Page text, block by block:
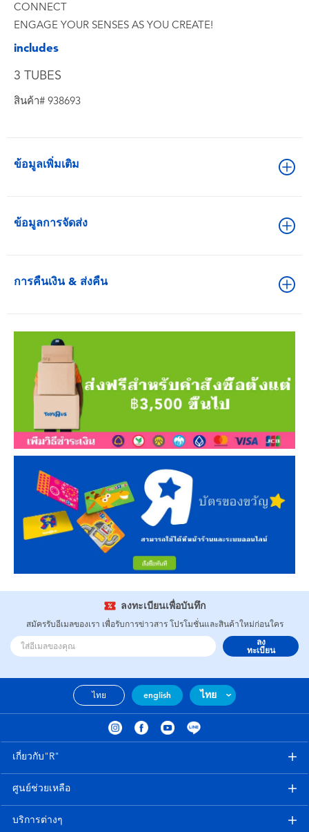
CONNECT
ENGAGE YOUR SENSES AS YOU CREATE!
includes
3 TUBES
สินค้า# 938693
ข้อมูลเพิ่มเติม
ข้อมูลการจัดส่ง
การคืนเงิน & ส่งคืน
ลงทะเบียนเพื่อบันทึก
สมัครรับอีเมลของเรา เพื่อรับการข่าวสาร โปรโมชั่นและสินค้าใหม่ก่อนใคร
ลง
ทะเบียน
ไทย english ไทย
เกี่ยวกับ"R"
ศูนย์ช่วยเหลือ
บริการต่างๆ